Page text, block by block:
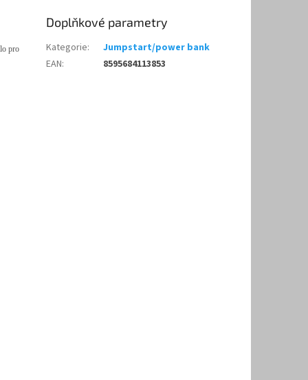
pro
Doplňkové parametry
Kategorie:
Jumpstart/power bank
EAN: 8595684113853